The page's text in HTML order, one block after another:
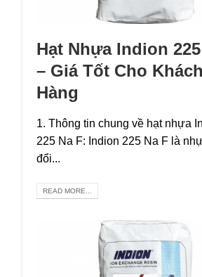
Hạt Nhựa Indion
– Giá Tốt Cho Khách
Hàng
1. Thông tin chung về hạt nhựa
225 Na F: Indion 225 Na F là
đổi...
READ MORE...